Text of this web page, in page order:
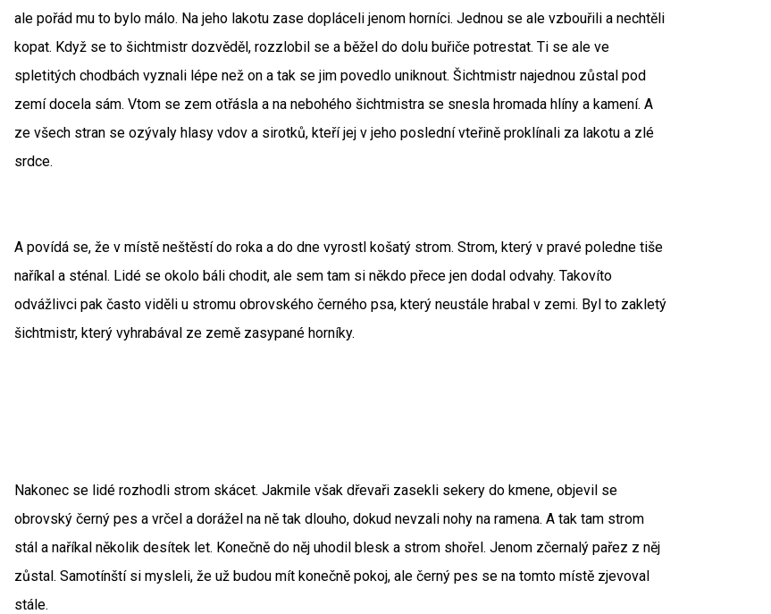
ale pořád mu to bylo málo. Na jeho lakotu zase dopláceli jenom horníci. Jednou se ale vzbouřili a nechtěli
kopat. Když se to šichtmistr dozvěděl, rozzlobil se a běžel do dolu buřiče potrestat. Ti se ale ve
spletitých chodbách vyznali lépe než on a tak se jim povedlo uniknout. Šichtmistr najednou zůstal pod
zemí docela sám. Vtom se zem otřásla a na nebohého šichtmistra se snesla hromada hlíny a kamení. A
ze všech stran se ozývaly hlasy vdov a sirotků, kteří jej v jeho poslední vteřině proklínali za lakotu a zlé
srdce.
A povídá se, že v místě neštěstí do roka a do dne vyrostl košatý strom. Strom, který v pravé poledne tiše
naříkal a sténal. Lidé se okolo báli chodit, ale sem tam si někdo přece jen dodal odvahy. Takovíto
odvážlivci pak často viděli u stromu obrovského černého psa, který neustále hrabal v zemi. Byl to zakletý
šichtmistr, který vyhrabával ze země zasypané horníky.
Nakonec se lidé rozhodli strom skácet. Jakmile však dřevaři zasekli sekery do kmene, objevil se
obrovský černý pes a vrčel a dorážel na ně tak dlouho, dokud nevzali nohy na ramena. A tak tam strom
stál a naříkal několik desítek let. Konečně do něj uhodil blesk a strom shořel. Jenom zčernalý pařez z něj
zůstal. Samotínští si mysleli, že už budou mít konečně pokoj, ale černý pes se na tomto místě zjevoval
stále.